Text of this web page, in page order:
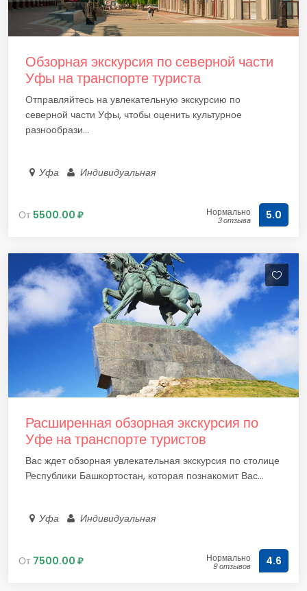
Обзорная экскурсия по северной части
Уфы на транспорте туриста
Отправляйтесь на увлекательную экскурсию по
северной части Уфы, чтобы оценить культурное
разнообрази...
Уфа Индивидуальная
От 5500.00 ₽ Нормально
3 отзыва 5.0
Расширенная обзорная экскурсия по
Уфе на транспорте туристов
Вас ждет обзорная увлекательная экскурсия по столице
Республики Башкортостан, которая познакомит Вас...
Уфа Индивидуальная
От 7500.00 ₽ Нормально
9 отзывов 4.6